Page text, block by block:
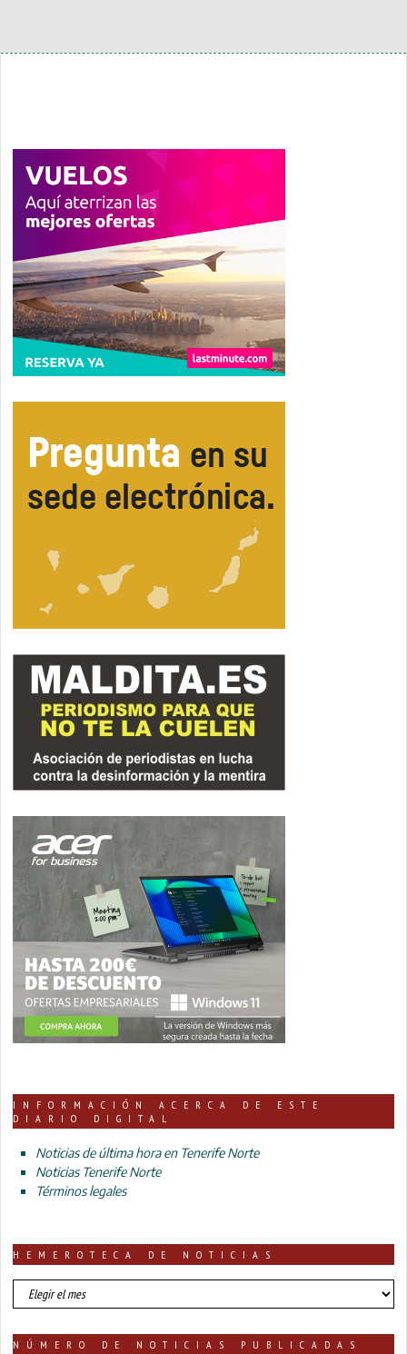
INFORMACIÓN ACERCA DE ESTE
DIARIO DIGITAL
Noticias de última hora en Tenerife Norte
Noticias Tenerife Norte
Términos legales
HEMEROTECA DE NOTICIAS
HEMEROTECA
DE
NÚMERO DE NOTICIAS PUBLICADAS